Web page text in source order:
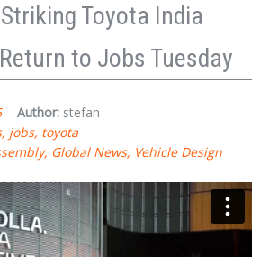
Toyota India
to Jobs Tuesday
Author: stefan
jobs toyota
Global News Vehicle Design